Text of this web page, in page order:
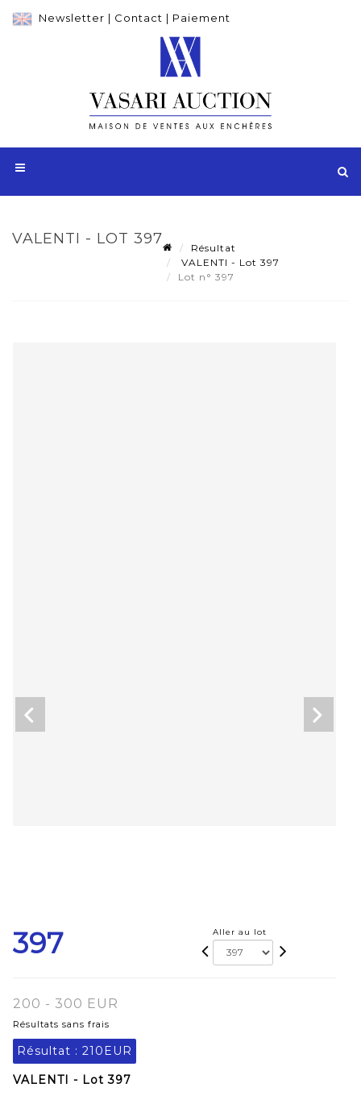
Newsletter | Contact | Paiement
VALENTI - LOT 397
Résultat
VALENTI - Lot 397
Lot n° 397
397 Aller au lot
200 - 300 EUR
Résultats sans frais
Résultat : 210EUR
VALENTI - Lot 397